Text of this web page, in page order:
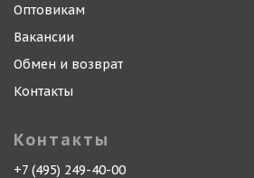
Оптовикам
Вакансии
Обмен и возврат
Контакты
Контакты
+7 (495) 249-40-00